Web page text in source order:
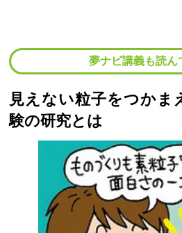
夢ナビ講義も読ん
見えない粒子をつか
験の研究とは